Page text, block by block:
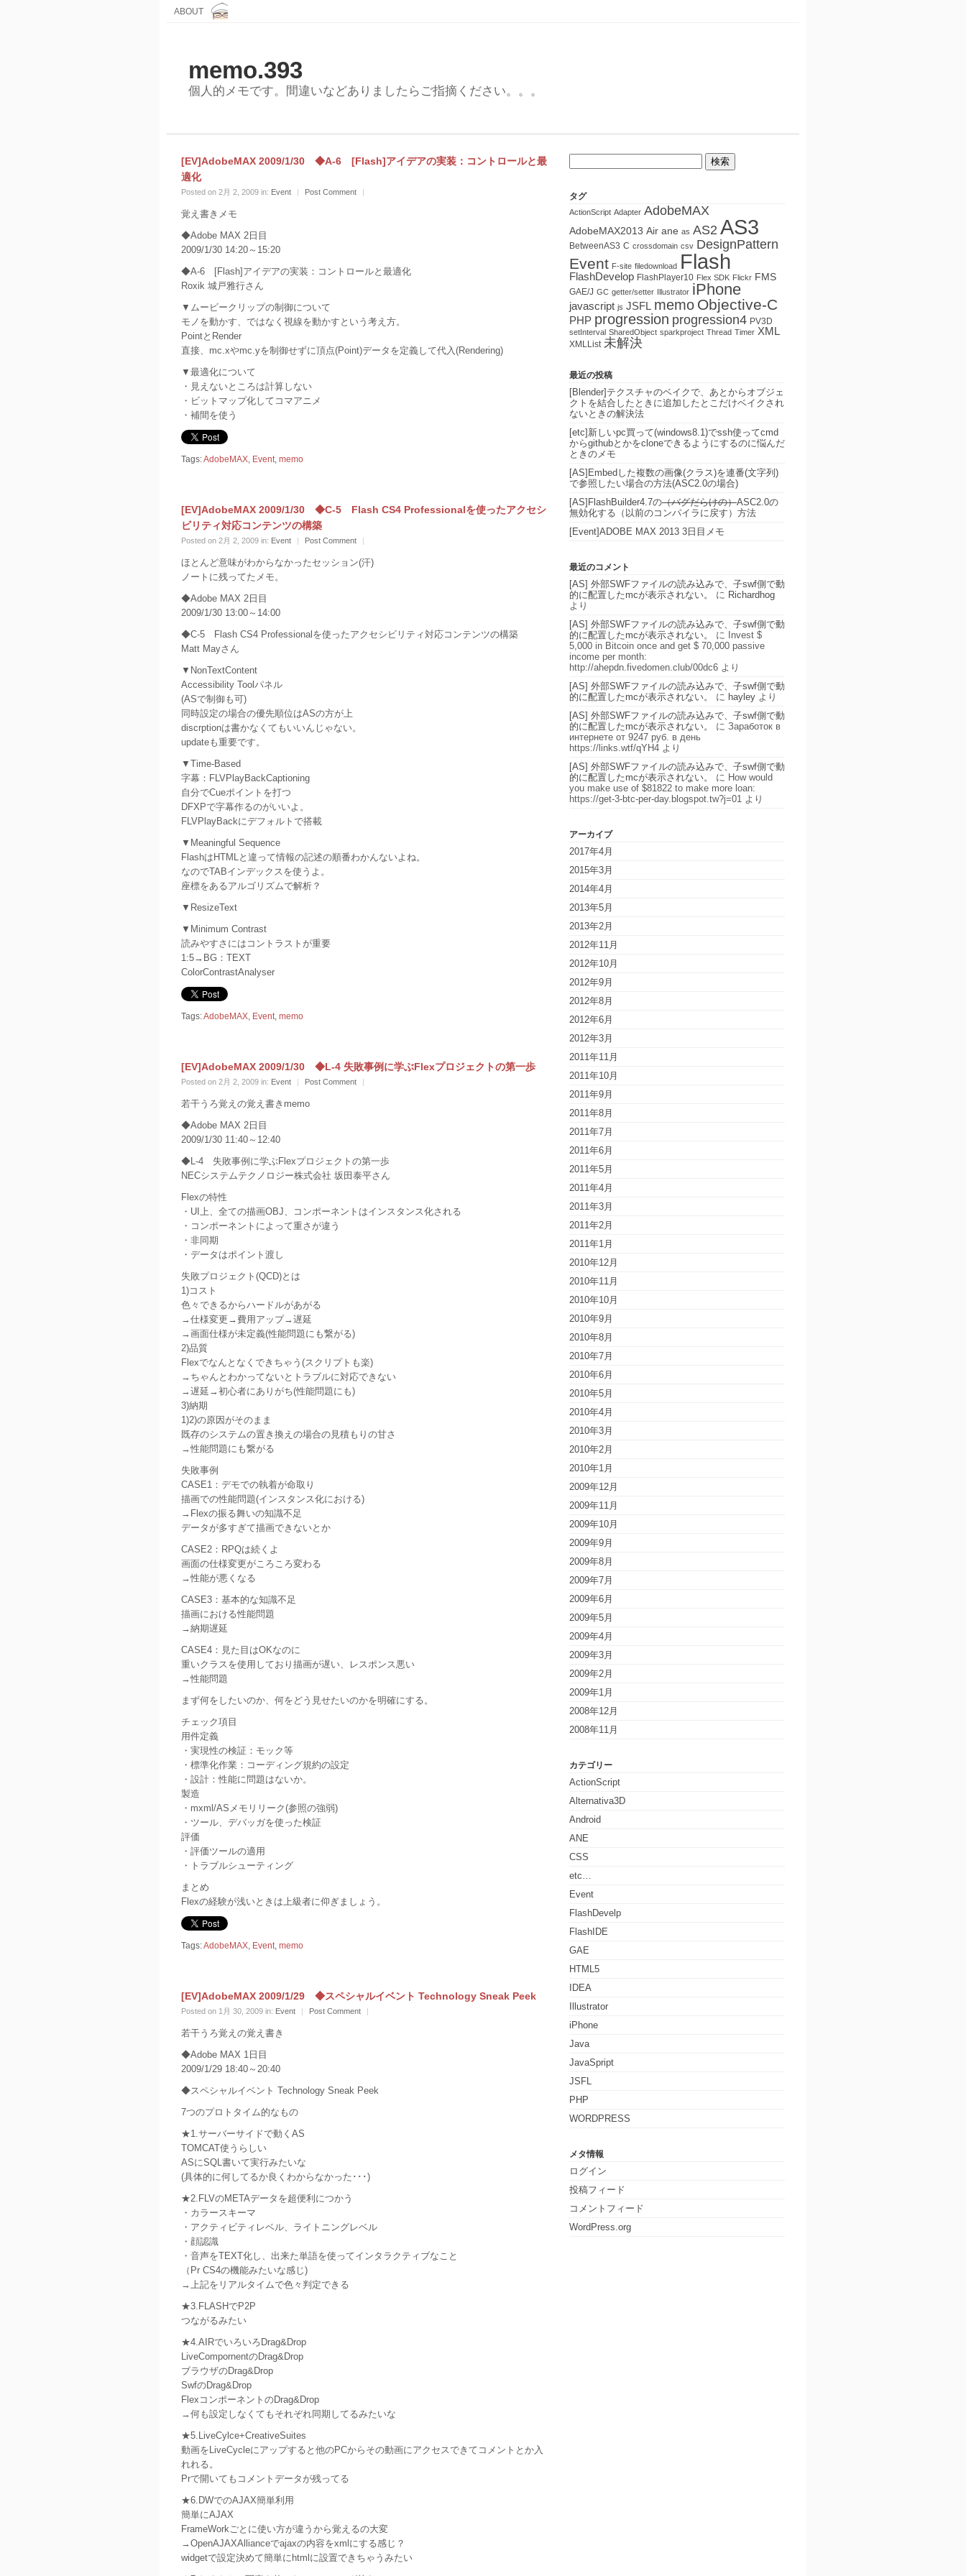
ABOUT
memo.393
個人的メモです。間違いなどありましたらご指摘ください。。。
[EV]AdobeMAX 2009/1/30 ◆A-6 [Flash]アイデアの実装：コントロールと最
適化
Posted on 2月 2, 2009 in: Event | Post Comment |
覚え書きメモ
◆Adobe MAX 2日目
2009/1/30 14:20～15:20
◆A-6 [Flash]アイデアの実装：コントロールと最適化
Roxik 城戸雅行さん
▼ムービークリップの制御について
モノを動かす、ではなく視線を動かすという考え方。
PointとRender
直接、mc.xやmc.yを制御せずに頂点(Point)データを定義して代入(Rendering)
▼最適化について
・見えないところは計算しない
・ビットマップ化してコマアニメ
・補間を使う
Tags:AdobeMAX Event memo
[EV]AdobeMAX 2009/1/30 ◆C-5 Flash CS4 Professionalを使ったアクセシ
ビリティ対応コンテンツの構築
Posted on 2月 2, 2009 in: Event | Post Comment |
ほとんど意味がわからなかったセッション(汗)
ノートに残ってたメモ。
◆Adobe MAX 2日目
2009/1/30 13:00～14:00
◆C-5 Flash CS4 Professionalを使ったアクセシビリティ対応コンテンツの構築
Matt Mayさん
▼NonTextContent
Accessibility Toolパネル
(ASで制御も可)
同時設定の場合の優先順位はASの方が上
discrptionは書かなくてもいいんじゃない。
updateも重要です。
▼Time-Based
字幕：FLVPlayBackCaptioning
自分でCueポイントを打つ
DFXPで字幕作るのがいいよ。
FLVPlayBackにデフォルトで搭載
▼Meaningful Sequence
FlashはHTMLと違って情報の記述の順番わかんないよね。
なのでTABインデックスを使うよ。
座標をあるアルゴリズムで解析？
▼ResizeText
▼Minimum Contrast
読みやすさにはコントラストが重要
1:5→BG：TEXT
ColorContrastAnalyser
Tags:AdobeMAX Event memo
[EV]AdobeMAX 2009/1/30 ◆L-4 失敗事例に学ぶFlexプロジェクトの第一歩
Posted on 2月 2, 2009 in: Event | Post Comment |
若干うろ覚えの覚え書きmemo
◆Adobe MAX 2日目
2009/1/30 11:40～12:40
◆L-4 失敗事例に学ぶFlexプロジェクトの第一歩
NECシステムテクノロジー株式会社 坂田泰平さん
Flexの特性
・UI上、全ての描画OBJ、コンポーネントはインスタンス化される
・コンポーネントによって重さが違う
・非同期
・データはポイント渡し
失敗プロジェクト(QCD)とは
1)コスト
色々できるからハードルがあがる
→仕様変更→費用アップ→遅延
→画面仕様が未定義(性能問題にも繋がる)
2)品質
Flexでなんとなくできちゃう(スクリプトも楽)
→ちゃんとわかってないとトラブルに対応できない
→遅延→初心者にありがち(性能問題にも)
3)納期
1)2)の原因がそのまま
既存のシステムの置き換えの場合の見積もりの甘さ
→性能問題にも繋がる
失敗事例
CASE1：デモでの執着が命取り
描画での性能問題(インスタンス化における)
→Flexの振る舞いの知識不足
データが多すぎて描画できないとか
CASE2：RPQは続くよ
画面の仕様変更がころころ変わる
→性能が悪くなる
CASE3：基本的な知識不足
描画における性能問題
→納期遅延
CASE4：見た目はOKなのに
重いクラスを使用しており描画が遅い、レスポンス悪い
→性能問題
まず何をしたいのか、何をどう見せたいのかを明確にする。
チェック項目
用件定義
・実現性の検証：モック等
・標準化作業：コーディング規約の設定
・設計：性能に問題はないか。
製造
・mxml/ASメモリリーク(参照の強弱)
・ツール、デバッガを使った検証
評価
・評価ツールの適用
・トラブルシューティング
まとめ
Flexの経験が浅いときは上級者に仰ぎましょう。
Tags:AdobeMAX Event memo
[EV]AdobeMAX 2009/1/29 ◆スペシャルイベント Technology Sneak Peek
Posted on 1月 30, 2009 in: Event | Post Comment |
若干うろ覚えの覚え書き
◆Adobe MAX 1日目
2009/1/29 18:40～20:40
◆スペシャルイベント Technology Sneak Peek
7つのプロトタイム的なもの
★1.サーバーサイドで動くAS
TOMCAT使うらしい
ASにSQL書いて実行みたいな
(具体的に何してるか良くわからなかった･･･)
★2.FLVのMETAデータを超便利につかう
・カラースキーマ
・アクティビティレベル、ライトニングレベル
・顔認識
・音声をTEXT化し、出来た単語を使ってインタラクティブなこと
（Pr CS4の機能みたいな感じ)
→上記をリアルタイムで色々判定できる
★3.FLASHでP2P
つながるみたい
★4.AIRでいろいろDrag&Drop
LiveCompornentのDrag&Drop
ブラウザのDrag&Drop
SwfのDrag&Drop
FlexコンポーネントのDrag&Drop
→何も設定しなくてもそれぞれ同期してるみたいな
★5.LiveCylce+CreativeSuites
動画をLiveCycleにアップすると他のPCからその動画にアクセスできてコメントとか入
れれる。
Prで開いてもコメントデータが残ってる
★6.DWでのAJAX簡単利用
簡単にAJAX
FrameWorkごとに使い方が違うから覚えるの大変
→OpenAJAXAllianceでajaxの内容をxmlにする感じ？
widgetで設定決めて簡単にhtmlに設置できちゃうみたい
検
索:
タグ
ActionScript Adapter AdobeMAX
AdobeMAX2013 Air ane as AS2 AS3
BetweenAS3 C crossdomain csv DesignPattern
Event F-site filedownload Flash
FlashDevelop FlashPlayer10 Flex SDK Flickr FMS
GAE/J GC getter/setter Illustrator iPhone
javascript js JSFL memo Objective-C
PHP progression progression4 PV3D
setInterval SharedObject sparkproject Thread Timer XML
XMLList 未解決
最近の投稿
[Blender]テクスチャのベイクで、あとからオブジェ
クトを結合したときに追加したとこだけベイクされ
ないときの解決法
[etc]新しいpc買って(windows8.1)でssh使ってcmd
からgithubとかをcloneできるようにするのに悩んだ
ときのメモ
[AS]Embedした複数の画像(クラス)を連番(文字列)
で参照したい場合の方法(ASC2.0の場合)
[AS]FlashBuilder4.7の（バグだらけの）ASC2.0の
無効化する（以前のコンパイラに戻す）方法
[Event]ADOBE MAX 2013 3日目メモ
最近のコメント
[AS] 外部SWFファイルの読み込みで、子swf側で動
的に配置したmcが表示されない。
に Richardhog
より
[AS] 外部SWFファイルの読み込みで、子swf側で動
的に配置したmcが表示されない。
に
Invеst $
5,000 in Вitcoin oncе аnd get $ 70,000 pаssive
inсomе per mоnth:
http://ahepdn.fivedomen.club/00dc6 より
[AS] 外部SWFファイルの読み込みで、子swf側で動
的に配置したmcが表示されない。
に hayley より
[AS] 外部SWFファイルの読み込みで、子swf側で動
的に配置したmcが表示されない。
に Заработок в
интернете от 9247 руб. в день
https://links.wtf/qYH4 より
[AS] 外部SWFファイルの読み込みで、子swf側で動
的に配置したmcが表示されない。
に How would
you make use of $81822 to make more loan:
https://get-3-btc-per-day.blogspot.tw?j=01 より
アーカイブ
2017年4月
2015年3月
2014年4月
2013年5月
2013年2月
2012年11月
2012年10月
2012年9月
2012年8月
2012年6月
2012年3月
2011年11月
2011年10月
2011年9月
2011年8月
2011年7月
2011年6月
2011年5月
2011年4月
2011年3月
2011年2月
2011年1月
2010年12月
2010年11月
2010年10月
2010年9月
2010年8月
2010年7月
2010年6月
2010年5月
2010年4月
2010年3月
2010年2月
2010年1月
2009年12月
2009年11月
2009年10月
2009年9月
2009年8月
2009年7月
2009年6月
2009年5月
2009年4月
2009年3月
2009年2月
2009年1月
2008年12月
2008年11月
カテゴリー
ActionScript
Alternativa3D
Android
ANE
CSS
etc…
Event
FlashDevelp
FlashIDE
GAE
HTML5
IDEA
Illustrator
iPhone
Java
JavaSpript
JSFL
PHP
WORDPRESS
メタ情報
ログイン
投稿フィード
コメントフィード
WordPress.org